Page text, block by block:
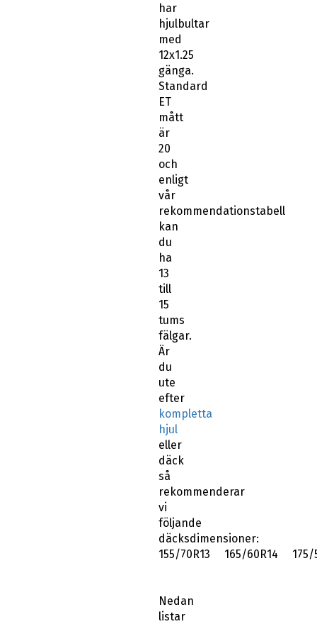
har
hjulbultar
med
12x1.25
gänga.
Standard
ET
mått
är
20
och
enligt
vår
rekommendationstabell
kan
du
ha
13
till
15
tums
fälgar.
Är
du
ute
efter
kompletta
hjul
eller
däck
så
rekommenderar
vi
följande
däcksdimensioner:
155/70R13 165/60R14 175/
Nedan
listar